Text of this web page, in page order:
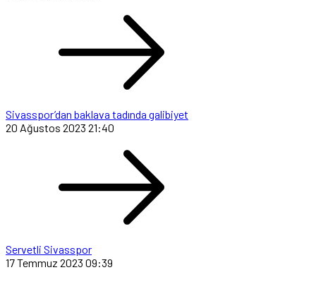
Sivasspor’dan baklava tadında galibiyet
20 Ağustos 2023 21:40
Servetli Sivasspor
17 Temmuz 2023 09:39